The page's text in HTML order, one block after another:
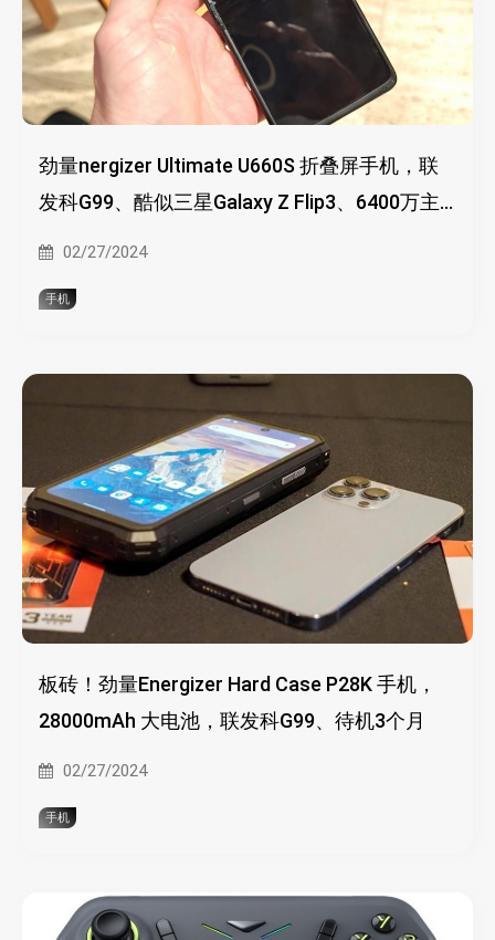
劲量nergizer Ultimate U660S 折叠屏手机，联
发科G99、酷似三星Galaxy Z Flip3、6400万主
02/27/2024
手机
板砖！劲量Energizer Hard Case P28K 手机，
28000mAh 大电池，联发科G99、待机3个月
02/27/2024
手机